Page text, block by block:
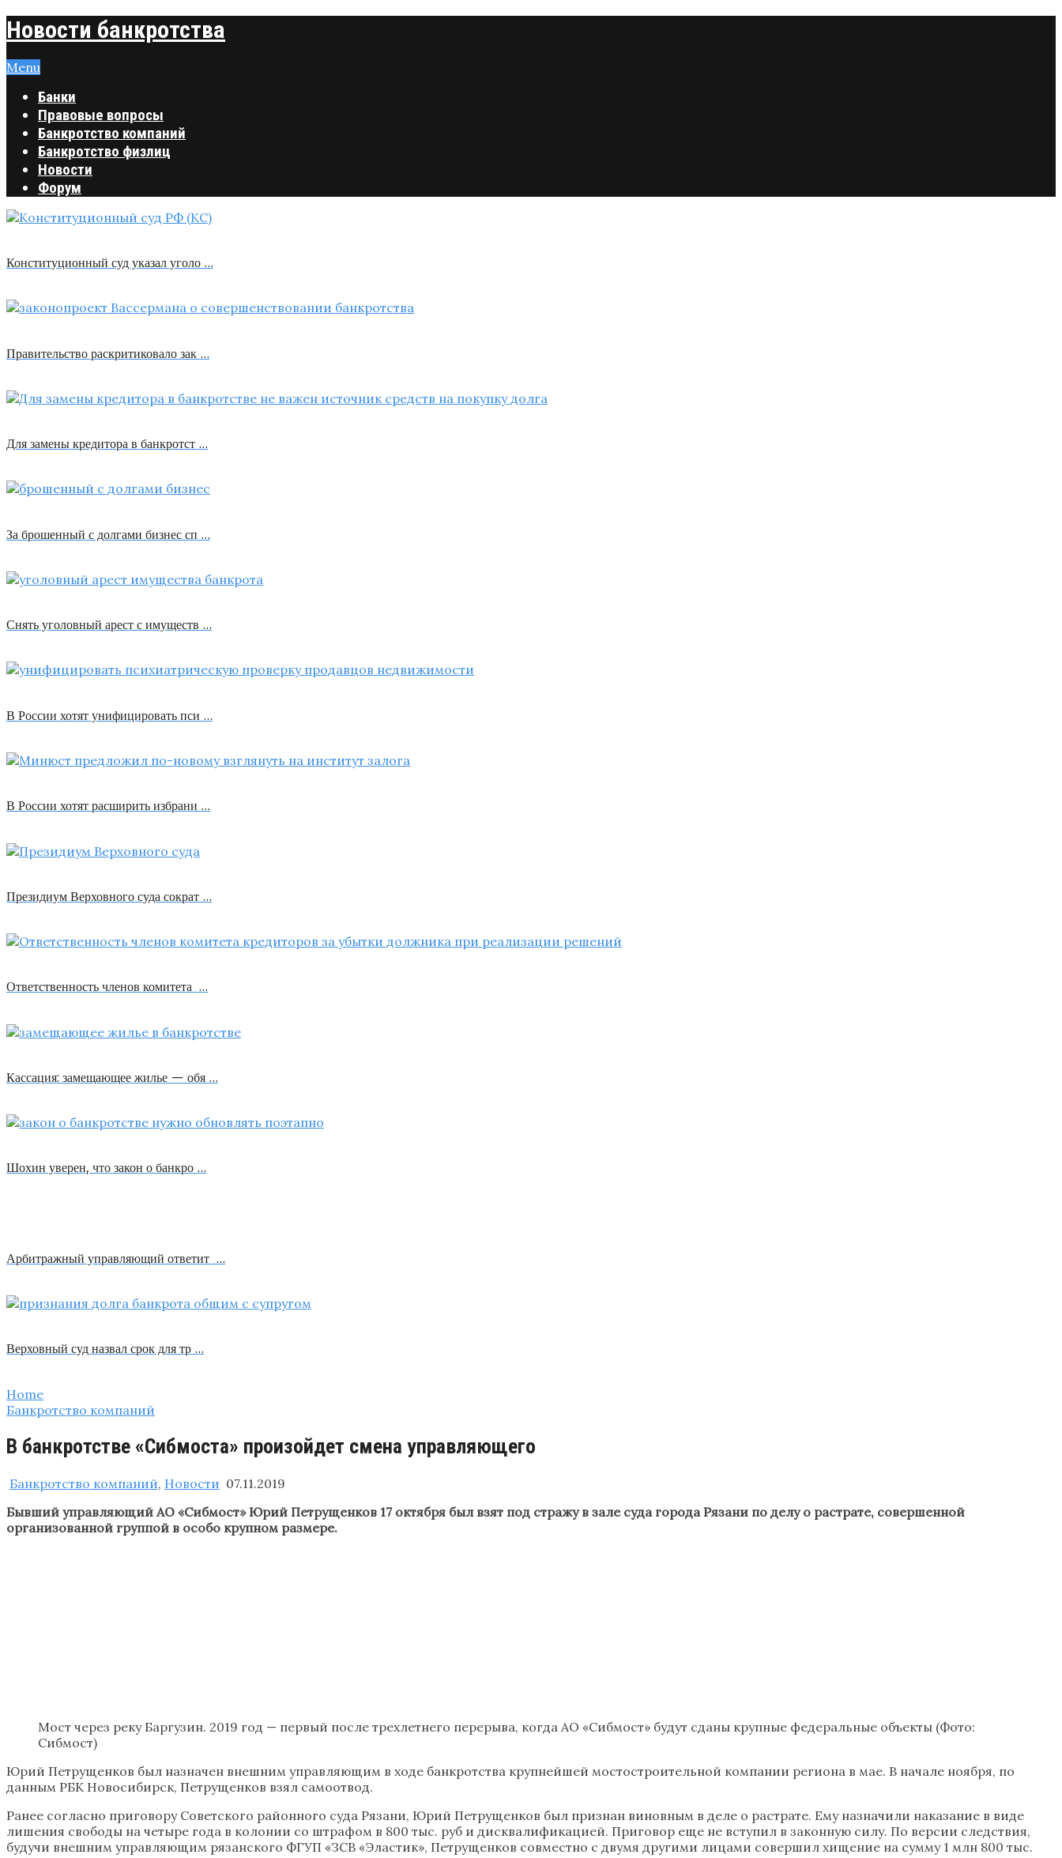
Новости банкротства
Menu
Банки
Правовые вопросы
Банкротство компаний
Банкротство физлиц
Новости
Форум
Конституционный суд указал уголо …
Правительство раскритиковало зак …
Для замены кредитора в банкротст …
За брошенный с долгами бизнес сп …
Снять уголовный арест с имуществ …
В России хотят унифицировать пси …
В России хотят расширить избрани …
Президиум Верховного суда сократ …
Ответственность членов комитета …
Кассация: замещающее жилье — обя …
Шохин уверен, что закон о банкро …
Арбитражный управляющий ответит …
Верховный суд назвал срок для тр …
Home
Банкротство компаний
В банкротстве «Сибмоста» произойдет смена управляющего
Банкротство компаний, Новости 07.11.2019
Бывший управляющий АО «Сибмост» Юрий Петрущенков 17 октября был взят под стражу в зале суда города Рязани по делу о растрате, совершенной
организованной группой в особо крупном размере.
Мост через реку Баргузин. ​2019 год — первый после трехлетнего перерыва, когда АО «Сибмост» будут сданы крупные федеральные объекты (Фото:
Сибмост)
Юрий Петрущенков был назначен внешним управляющим в ходе банкротства крупнейшей мостостроительной компании региона в мае. В начале ноября, по
данным РБК Новосибирск, Петрущенков взял самоотвод.
Ранее согласно приговору Советского районного суда Рязани, Юрий Петрущенков был признан виновным в деле о растрате. Ему назначили наказание в виде
лишения свободы на четыре года в колонии со штрафом в 800 тыс. руб и дисквалификацией. Приговор еще не вступил в законную силу. По версии следствия,
будучи внешним управляющим рязанского ФГУП «ЗСВ «Эластик», Петрущенков совместно с двумя другими лицами совершил хищение на сумму 1 млн 800 тыс.